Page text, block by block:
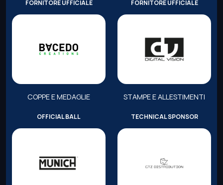
FORNITORE UFFICIALE
COPPE E MEDAGLIE
FORNITORE UFFICIALE
STAMPE E ALLESTIMENTI
OFFICIAL BALL TECHNICAL SPONSOR